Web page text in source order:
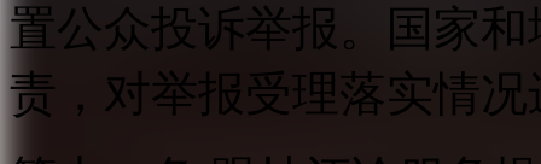
置公众投诉举报。国家
责，对举报受理落实情